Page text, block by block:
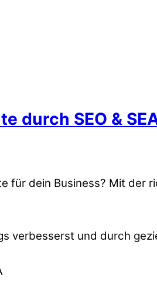
durch SEO &
dein Business? Mit der
verbesserst und durch